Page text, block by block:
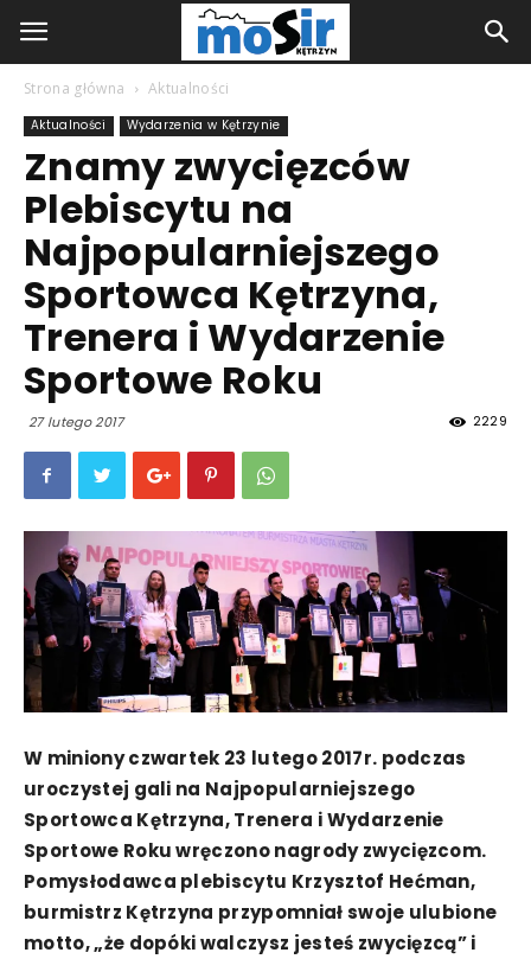
Strona główna Aktualności
Aktualności Wydarzenia w Kętrzynie
Znamy zwycięzców
Plebiscytu na
Najpopularniejszego
Sportowca Kętrzyna,
Trenera i Wydarzenie
Sportowe Roku
27 lutego 2017 2229
W miniony czwartek 23 lutego 2017r. podczas
uroczystej gali na Najpopularniejszego
Sportowca Kętrzyna, Trenera i Wydarzenie
Sportowe Roku wręczono nagrody zwycięzcom.
Pomysłodawca plebiscytu Krzysztof Hećman,
burmistrz Kętrzyna przypomniał swoje ulubione
motto, „że dopóki walczysz jesteś zwycięzcą” i